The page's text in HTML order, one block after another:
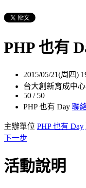
PHP 也有
2015/05/21(周四)
台大創新育成中
50 / 50
PHP 也有 Day 聯
主辦單位 PHP 也有 Day
下一步
活動說明